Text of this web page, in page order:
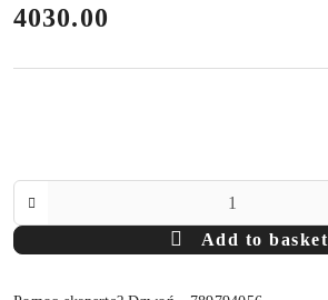
price:
4030.00
Add to basket